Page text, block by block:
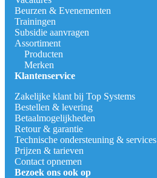
Beurzen & Evenementen
Trainingen
Subsidie aanvragen
Assortiment
Producten
Merken
Klantenservice
Zakelijke klant bij Top Systems
Bestellen & levering
Betaalmogelijkheden
Retour & garantie
Technische ondersteuning & services
Prijzen & tarieven
Contact opnemen
Bezoek ons ook op